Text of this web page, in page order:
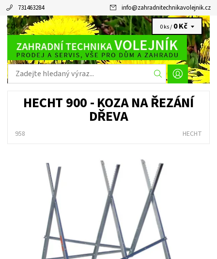
731463284 info@zahradnitechnikavolejnik.cz
CZK 0 ks / 0 Kč
HECHT 900 - KOZA NA ŘEZÁNÍ
DŘEVA
958 HECHT